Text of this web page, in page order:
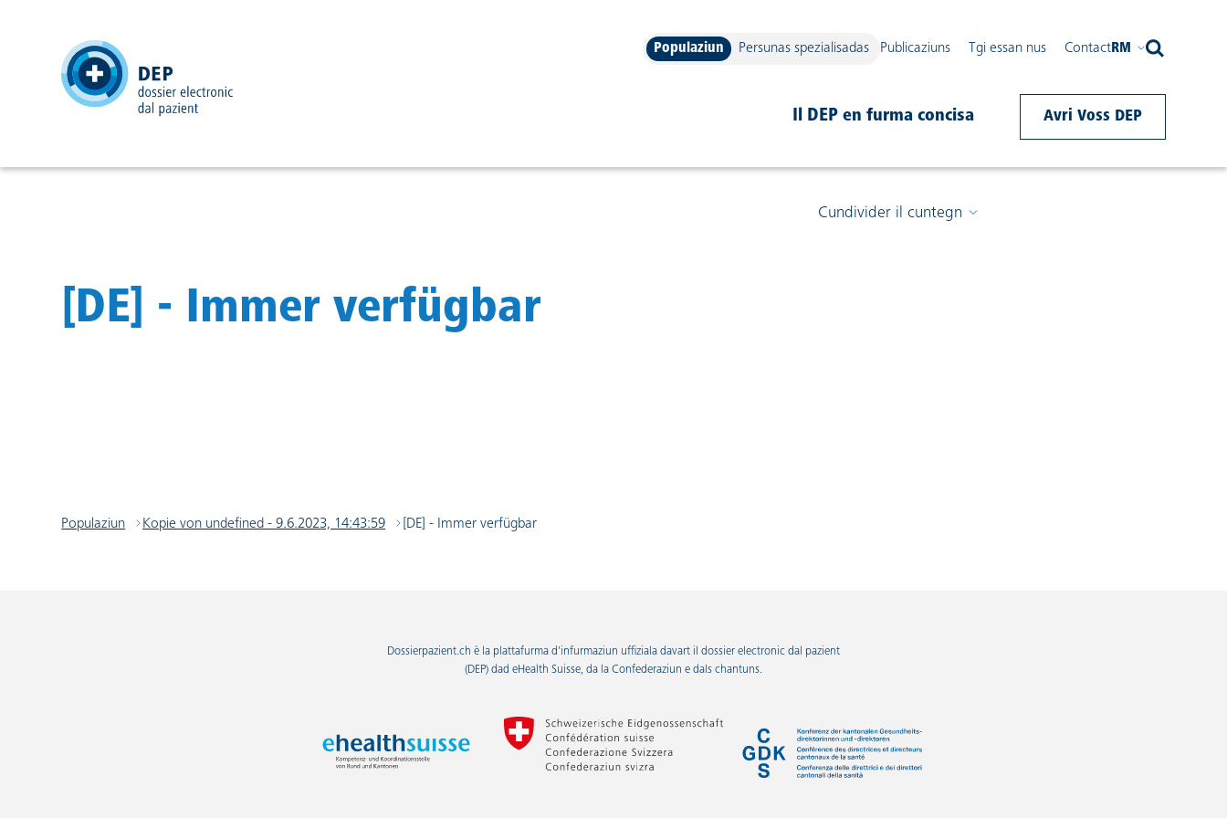
Populaziun Persunas spezialisadas Publicaziuns Tgi essan nus ContactRM
Il DEP en furma concisa Avri Voss DEP
Cundivider il cuntegn
[DE] - Immer verfügbar
Populaziun Kopie von undefined - 9.6.2023, 14:43:59 [DE] - Immer verfügbar
Dossierpazient.ch è la plattafurma d'infurmaziun uffiziala davart il dossier electronic dal pazient
(DEP) dad eHealth Suisse, da la Confederaziun e dals chantuns.